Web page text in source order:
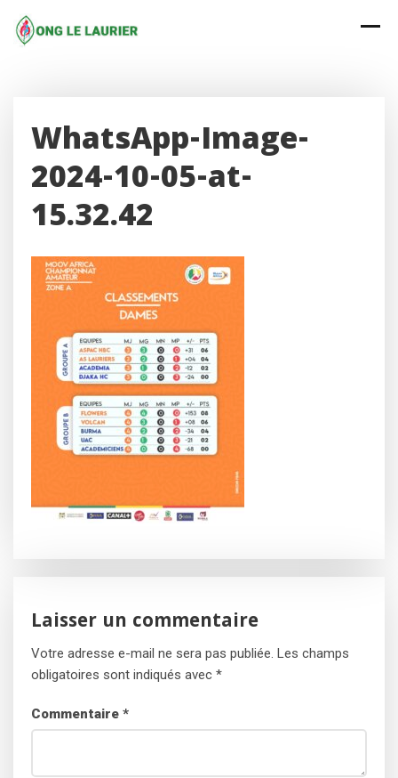
content
WhatsApp-Image-
2024-10-05-at-
15.32.42
Laisser un commentaire
Votre adresse e-mail ne sera pas publiée. Les champs
obligatoires sont indiqués avec *
Commentaire *